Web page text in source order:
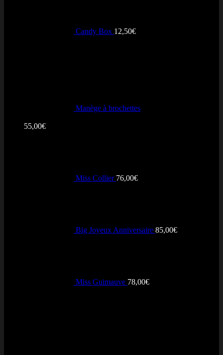
Candy Box 12,50€
Manège à brochettes
55,00€
Miss Collier 76,00€
Big Joyeux Anniversaire 85,00€
Miss Guimauve 78,00€